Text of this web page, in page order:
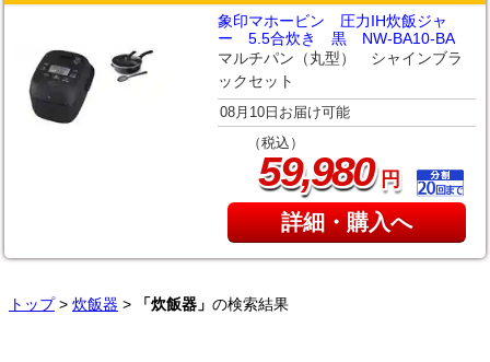
象印マホービン 圧力IH炊飯ジャ
ー 5.5合炊き 黒 NW-BA10-BA
マルチパン（丸型） シャインブラ
ックセット
08月10日お届け可能
（税込）
59,980円
詳細・購入へ
トップ> 炊飯器 > 「炊飯器」 の検索結果